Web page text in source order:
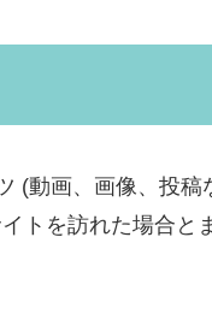
(動画、画像、投稿
トを訪れた場合と